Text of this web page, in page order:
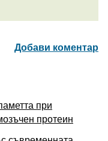
Добави коментар
при
протеин